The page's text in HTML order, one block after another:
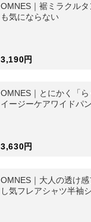
OMNES｜裾ミラクル
も気にならない
3,190円
OMNES｜とにかく「
イージーケアワイドパ
3,630円
OMNES｜大人の透け
し気フレアシャツ半袖